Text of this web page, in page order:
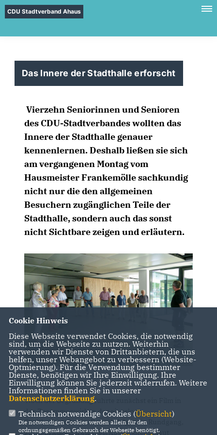
CDU Stadtverband Ahaus
Das Innere der Stadthalle erforscht
Vierzehn Seniorinnen und Senioren
des CDU-Stadtverbandes wollten das
Innere der Stadthalle genauer
kennenlernen. Deshalb ließen sie sich
am vergangenen Montag vom
Hausmeister Frankemölle sachkundig
nicht nur die den allgemeinen
Besuchern zugänglichen Teile der
Stadthalle, sondern auch das sonst
nicht Sichtbare zeigen und erläutern.
Nach der Begrüßung führte zunächst ein Film in
das Zusammenwirken der einzelnen
Stadthallenteile ein. Danach folgte ein Rundgang,
auf dem alles mit eigenen Augen angeschaut
Cookie Hinweis
Diese Webseite verwendet Cookies, die notwendig
sind, um die Webseite zu nutzen. Weiterhin
verwenden wir Dienste von Drittanbietern, die uns
helfen, unser Webangebot zu verbessern (Website-
Optmierung). Für die Verwendung bestimmter
Dienste, benötigen wir Ihre Einwilligung. Ihre
Einwilligung können Sie jederzeit widerrufen. Weitere
Informationen finden Sie in unserer
Datenschutzerklärung.
Technisch notwendige Cookies (Übersicht)
Die notwendigen Cookies werden allein für den
ordnungsgemäßen Gebrauch der Webseite benötigt.